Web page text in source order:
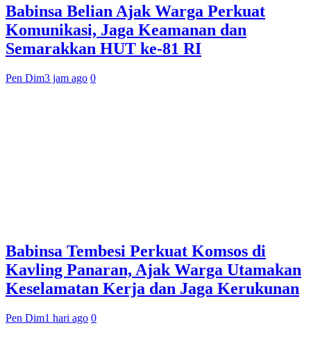
Babinsa Belian Ajak Warga Perkuat
Komunikasi, Jaga Keamanan dan
Semarakkan HUT ke-81 RI
Pen Dim3 jam ago 0
Babinsa Tembesi Perkuat Komsos di
Kavling Panaran, Ajak Warga Utamakan
Keselamatan Kerja dan Jaga Kerukunan
Pen Dim1 hari ago 0